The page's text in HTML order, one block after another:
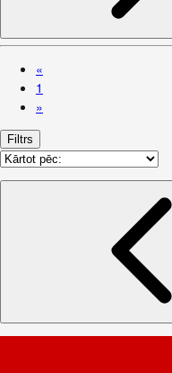
«
1
»
Filtrs